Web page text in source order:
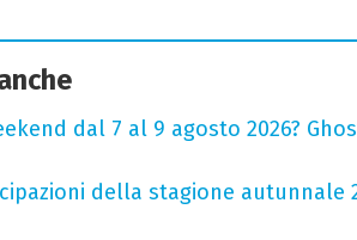
dal 7 al 9 agosto 2026?
della stagione autunnale